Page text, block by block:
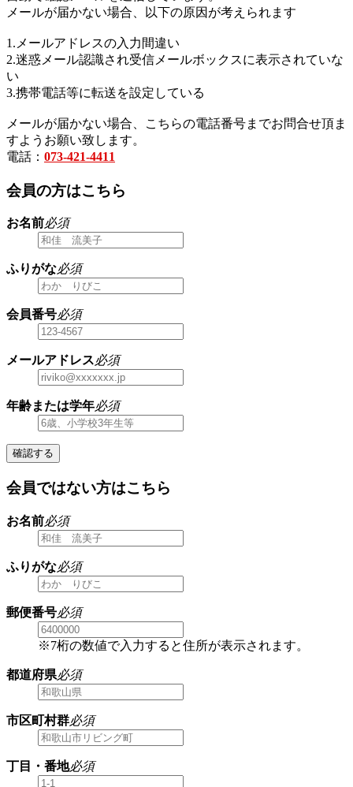
メールが届かない場合、以下の原因が考えられます
1.メールアドレスの入力間違い
2.迷惑メール認識され受信メールボックスに表示されていな
い
3.携帯電話等に転送を設定している
メールが届かない場合、こちらの電話番号までお問合せ頂ま
すようお願い致します。
電話： 073-421-4411
会員の方はこちら
お名前必須
ふりがな必須
会員番号必須
メールアドレス必須
年齢または学年必須
確認する
会員ではない方はこちら
お名前必須
ふりがな必須
郵便番号必須
※7桁の数値で入力すると住所が表示されます。
都道府県必須
市区町村群必須
丁目・番地必須